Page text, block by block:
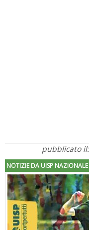
pubblicato
NOTIZIE DA UISP NAZIONALE